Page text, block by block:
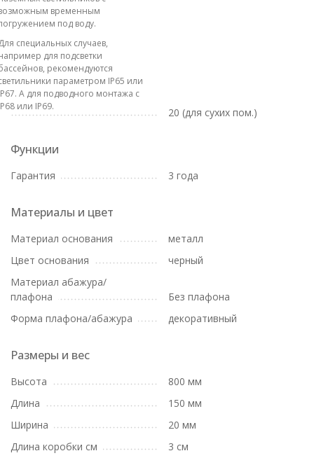
временным
под воду.
специальных случаев,
для подсветки
рекомендуются
параметром IP65 или
А для подводного монтажа с
или IP69.
20 (для сухих пом.)
Функции
Гарантия 3 года
Материалы и цвет
Материал основания
металл
Цвет основания
черный
Материал абажура/
плафона
Без плафона
Форма плафона/абажура
декоративный
Размеры и вес
Высота
800 мм
Длина
150 мм
Ширина
20 мм
Длина коробки см
3 см